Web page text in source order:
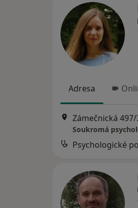
Adresa
Zámečnická
Soukromá
Psychologické